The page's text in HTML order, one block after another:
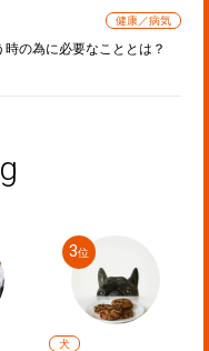
健康／病気
の為に必要なこととは？
犬